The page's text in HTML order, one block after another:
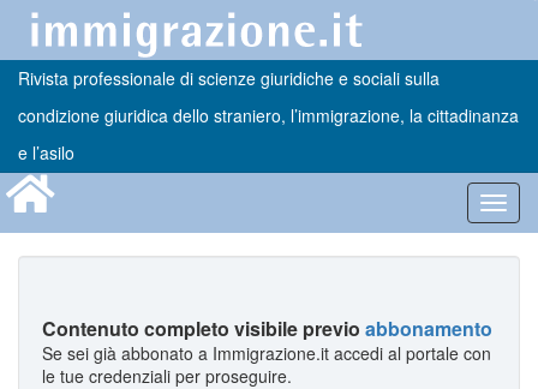
Rivista professionale di scienze giuridiche e sociali sulla
condizione giuridica dello straniero, l’immigrazione, la cittadinanza
e l’asilo
Contenuto completo visibile previo abbonamento
Se sei già abbonato a Immigrazione.it accedi al portale con
le tue credenziali per proseguire.